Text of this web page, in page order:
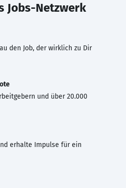
Jobs-Netzwerk
den Job, der wirklich zu Dir
und über 20.000
erhalte Impulse für ein